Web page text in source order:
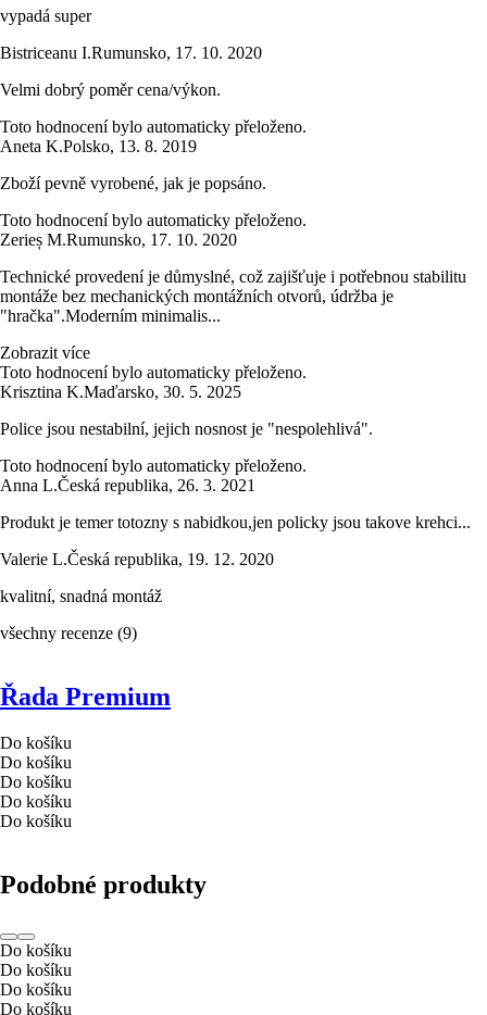
vypadá super
Bistriceanu I.Rumunsko, 17. 10. 2020
Velmi dobrý poměr cena/výkon.
Toto hodnocení bylo automaticky přeloženo.
Aneta K.Polsko, 13. 8. 2019
Zboží pevně vyrobené, jak je popsáno.
Toto hodnocení bylo automaticky přeloženo.
Zerieș M.Rumunsko, 17. 10. 2020
Technické provedení je důmyslné, což zajišťuje i potřebnou stabilitu
montáže bez mechanických montážních otvorů, údržba je
"hračka".Moderním minimalis...
Zobrazit více
Toto hodnocení bylo automaticky přeloženo.
Krisztina K.Maďarsko, 30. 5. 2025
Police jsou nestabilní, jejich nosnost je "nespolehlivá".
Toto hodnocení bylo automaticky přeloženo.
Anna L.Česká republika, 26. 3. 2021
Produkt je temer totozny s nabidkou,jen policky jsou takove krehci...
Valerie L.Česká republika, 19. 12. 2020
kvalitní, snadná montáž
všechny recenze (9)
Řada Premium
Do košíku
Do košíku
Do košíku
Do košíku
Do košíku
Podobné produkty
Do košíku
Do košíku
Do košíku
Do košíku